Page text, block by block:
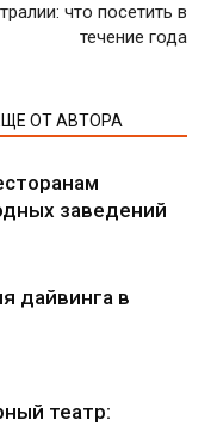
что посетить в
течение года
ОТ АВТОРА
заведений
дайвинга в
театр: